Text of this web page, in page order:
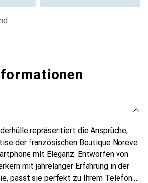
repräsentiert die Ansprüche,
der französischen Boutique Noreve.
mit Eleganz. Entworfen von
mit jahrelanger Erfahrung in der
passt sie perfekt zu Ihrem Telefon.